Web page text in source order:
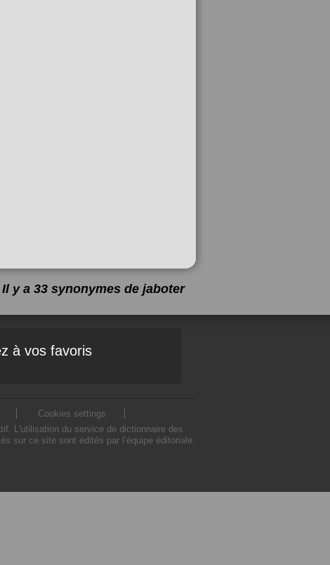
Il y a 33 synonymes de jaboter
à vos favoris
Cookies settings
L'utilisation du service de dictionnaire des
sur ce site sont édités par l’équipe éditoriale